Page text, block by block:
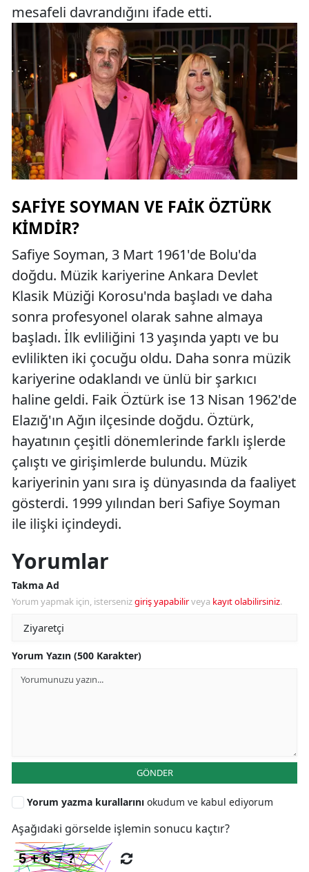
mesafeli davrandığını ifade etti.
SAFIYE SOYMAN VE FAIK ÖZTÜRK
KIMDIR?
Safiye Soyman, 3 Mart 1961'de Bolu'da
doğdu. Müzik kariyerine Ankara Devlet
Klasik Müziği Korosu'nda başladı ve daha
sonra profesyonel olarak sahne almaya
başladı. İlk evliliğini 13 yaşında yaptı ve bu
evlilikten iki çocuğu oldu. Daha sonra müzik
kariyerine odaklandı ve ünlü bir şarkıcı
haline geldi. Faik Öztürk ise 13 Nisan 1962'de
Elazığ'ın Ağın ilçesinde doğdu. Öztürk,
hayatının çeşitli dönemlerinde farklı işlerde
çalıştı ve girişimlerde bulundu. Müzik
kariyerinin yanı sıra iş dünyasında da faaliyet
gösterdi. 1999 yılından beri Safiye Soyman
ile ilişki içindeydi.
Yorumlar
Takma Ad
Yorum yapmak için, istersenizgiriş yapabilirveya kayıt olabilirsiniz.
Yorum Yazın (500 Karakter)
GÖNDER
Yorum yazma kurallarını okudum ve kabul ediyorum
Aşağıdaki görselde işlemin sonucu kaçtır?